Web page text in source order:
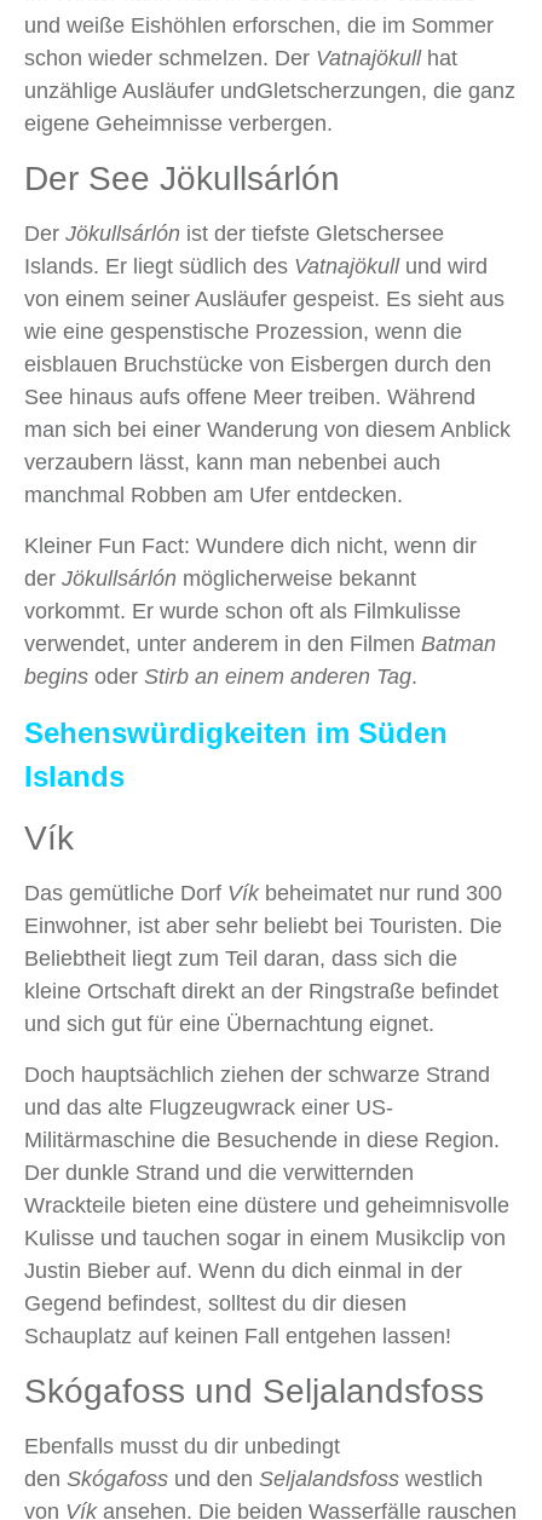
und weiße Eishöhlen erforschen, die im Sommer
schon wieder schmelzen. Der Vatnajökullhat
unzählige Ausläufer undGletscherzungen, die ganz
eigene Geheimnisse verbergen.
Der See Jökullsárlón
Der Jökullsárlón ist der tiefste Gletschersee
Islands. Er liegt südlich des Vatnajökullund wird
von einem seiner Ausläufer gespeist. Es sieht aus
wie eine gespenstische Prozession, wenn die
eisblauen Bruchstücke von Eisbergen durch den
See hinaus aufs offene Meer treiben. Während
man sich bei einer Wanderung von diesem Anblick
verzaubern lässt, kann man nebenbei auch
manchmal Robben am Ufer entdecken.
Kleiner Fun Fact: Wundere dich nicht, wenn dir
der Jökullsárlón möglicherweise bekannt
vorkommt. Er wurde schon oft als Filmkulisse
verwendet, unter anderem in den Filmen Batman
begins oder Stirb an einem anderen Tag.
Sehenswürdigkeiten im Süden
Islands
Vík
Das gemütliche Dorf Víkbeheimatet nur rund 300
Einwohner, ist aber sehr beliebt bei Touristen. Die
Beliebtheit liegt zum Teil daran, dass sich die
kleine Ortschaft direkt an der Ringstraße befindet
und sich gut für eine Übernachtung eignet.
Doch hauptsächlich ziehen der schwarze Strand
und das alte Flugzeugwrack einer US-
Militärmaschine die Besuchende in diese Region.
Der dunkle Strand und die verwitternden
Wrackteile bieten eine düstere und geheimnisvolle
Kulisse und tauchen sogar in einem Musikclip von
Justin Bieber auf. Wenn du dich einmal in der
Gegend befindest, solltest du dir diesen
Schauplatz auf keinen Fall entgehen lassen!
Skógafoss und Seljalandsfoss
Ebenfalls musst du dir unbedingt
den Skógafoss und den Seljalandsfoss westlich
von Víkansehen. Die beiden Wasserfälle rauschen